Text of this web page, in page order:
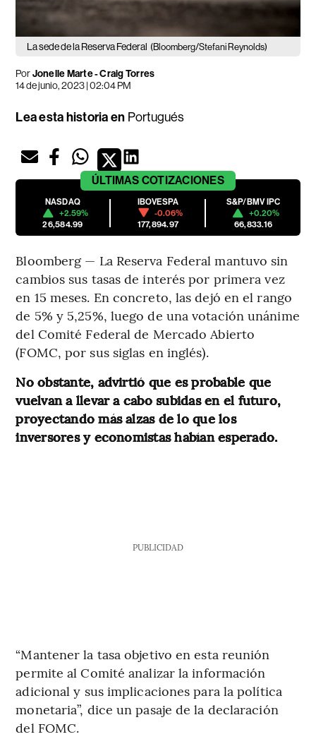
La sede de la Reserva Federal (Bloomberg/Stefani Reynolds)
PorJonelle Marte - Craig Torres
14 de junio, 2023 | 02:04 PM
Lea esta historia en Portugués
ÚLTIMAS COTIZACIONES
NASDAQ
+2.59%
26,584.99
IBOVESPA
-0.06%
177,894.97
S&P/BMV IPC
+0.20%
66,833.16
Bloomberg — La Reserva Federal mantuvo sin
cambios sus tasas de interés por primera vez
en 15 meses. En concreto, las dejó en el rango
de 5% y 5,25%, luego de una votación unánime
del Comité Federal de Mercado Abierto
(FOMC, por sus siglas en inglés).
No obstante, advirtió que es probable que
vuelvan a llevar a cabo subidas en el futuro,
proyectando más alzas de lo que los
inversores y economistas habían esperado.
PUBLICIDAD
“Mantener la tasa objetivo en esta reunión
permite al Comité analizar la información
adicional y sus implicaciones para la política
monetaria”, dice un pasaje de la declaración
del FOMC.